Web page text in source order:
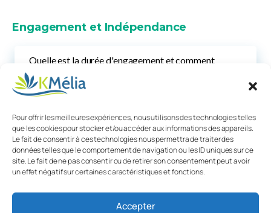
Pour offrir les meilleures expériences, nous utilisons des technologies telles
que les cookies pour stocker et/ou accéder aux informations des appareils.
Le fait de consentir à ces technologies nous permettra de traiter des
données telles que le comportement de navigation ou les ID uniques sur ce
site. Le fait de ne pas consentir ou de retirer son consentement peut avoir
un effet négatif sur certaines caractéristiques et fonctions.
Accepter
Engagement et Indépendance
Quelle est la durée d'engagement et comment
résilier ?
distributeur KMélia ?
Y a-t-il une exclusivité territoriale ?
Que se passe-t-il pour mes informations
confidentielles si le partenariat prend fin ?